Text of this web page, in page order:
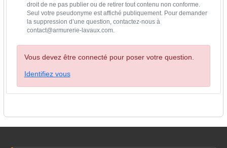
droit de ne pas publier ou de retirer tout contenu non conforme.
Seul votre pseudonyme est affiché publiquement. Pour demander
la suppression d’une question, contactez-nous à
contact@armurerie-lavaux.com.
Vous devez être connecté pour poser votre question.
Identifiez vous